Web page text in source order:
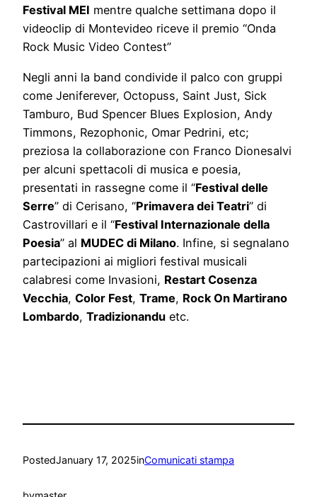
Festival MEI mentre qualche settimana dopo il
videoclip di Montevideo riceve il premio “Onda
Rock Music Video Contest”
Negli anni la band condivide il palco con gruppi
come Jeniferever, Octopuss, Saint Just, Sick
Tamburo, Bud Spencer Blues Explosion, Andy
Timmons, Rezophonic, Omar Pedrini, etc;
preziosa la collaborazione con Franco Dionesalvi
per alcuni spettacoli di musica e poesia,
presentati in rassegne come il “Festival delle
Serre” di Cerisano, “Primavera dei Teatri” di
Castrovillari e il “Festival Internazionale della
Poesia” al MUDEC di Milano. Infine, si segnalano
partecipazioni ai migliori festival musicali
calabresi come Invasioni, Restart Cosenza
Vecchia, Color Fest, Trame, Rock On Martirano
Lombardo, Tradizionandu etc.
PostedJanuary 17, 2025inComunicati stampa